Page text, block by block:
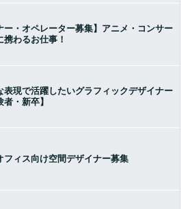
ー・オペレーター募集】アニメ・コンサー
携わるお仕事！
表現で活躍したいグラフィックデザイナー
・新卒】
フィス向け空間デザイナー募集